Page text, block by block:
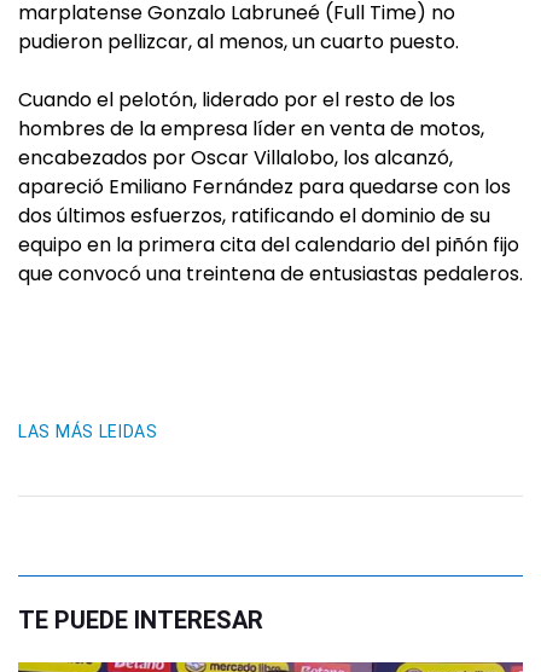
marplatense Gonzalo Labruneé (Full Time) no
pudieron pellizcar, al menos, un cuarto puesto.
Cuando el pelotón, liderado por el resto de los
hombres de la empresa líder en venta de motos,
encabezados por Oscar Villalobo, los alcanzó,
apareció Emiliano Fernández para quedarse con los
dos últimos esfuerzos, ratificando el dominio de su
equipo en la primera cita del calendario del piñón fijo
que convocó una treintena de entusiastas pedaleros.
LAS MÁS LEIDAS
TE PUEDE INTERESAR